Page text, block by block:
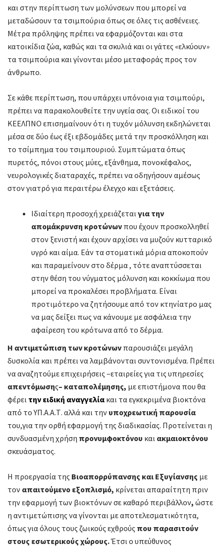
και στην περίπτωση των μολύνσεων που μπορεί να
μεταδώσουν τα τσιμπούρια όπως σε όλες τις ασθένειες.
Μέτρα πρόληψης πρέπει να εφαρμόζονται και στα
κατοικίδια ζώα, καθώς και τα σκυλιά και οι γάτες «ελκύουν»
τα τσιμπούρια και γίνονται μέσο μεταφοράς προς τον
άνθρωπο.
Σε κάθε περίπτωση, που υπάρχει υπόνοια για τσιμπούρι,
πρέπει να παρακολουθείτε την υγεία σας. Οι ειδικοί του
ΚΕΕΛΠΝΟ επισημαίνουν ότι η τυχόν μόλυνση εκδηλώνεται
μέσα σε δύο έως έξι εβδομάδες μετά την προσκόλληση και
το τσίμπημα του τσιμπουριού. Συμπτώματα όπως
πυρετός, πόνοι στους μύες, εξάνθημα, πονοκέφαλος,
νευρολογικές διαταραχές, πρέπει να οδηγήσουν αμέσως
στον γιατρό για περαιτέρω έλεγχο και εξετάσεις.
Ιδιαίτερη προσοχή χρειάζεται για την
απομάκρυνση κροτώνων που έχουν προσκολληθεί
στον ξενιστή και έχουν αρχίσει να μυζούν κυτταρικό
υγρό και αίμα. Εάν τα στοματικά μόρια αποκοπούν
και παραμείνουν στο δέρμα , τότε αναπτύσσεται
στην θέση του νύγματος μόλυνση και κοκκίωμα που
μπορεί να προκαλέσει προβλήματα. Είναι
προτιμότερο να ζητήσουμε από τον κτηνίατρο μας
να μας δείξει πως να κάνουμε με ασφάλεια την
αφαίρεση του κρότωνα από το δέρμα.
Η αντιμετώπιση των κροτώνων παρουσιάζει μεγάλη
δυσκολία και πρέπει να λαμβάνονται συντονισμένα. Πρέπει
να αναζητούμε επιχειρήσεις –εταιρείες για τις υπηρεσίες
απεντόμωσης– καταπολέμησης, με επιστήμονα που θα
φέρει την ειδική αναγγελία και τα εγκεκριμένα βιοκτόνα
από το ΥΠ.Α.Α.Τ. αλλά και την υποχρεωτική παρουσία
του,για την ορθή εφαρμογή της διαδικασίας. Προτείνεται η
συνδυασμένη χρήση προνυμφοκτόνου και ακμαιοκτόνου
σκευάσματος.
H προεργασία της Βιοαπορρύπανσης και Εξυγίανσης με
τον απαιτούμενο εξοπλισμό, κρίνεται απαραίτητη πριν
την εφαρμογή των βιοκτόνων σε καθαρό περιβάλλον, ώστε
η αντιμετώπισης να γίνονται με αποτελεσματικότητα,
όπως για όλους τους ζωικούς εχθρούς που παρασιτούν
στους εσωτερικούς χώρους.Έτσι ο υπεύθυνος